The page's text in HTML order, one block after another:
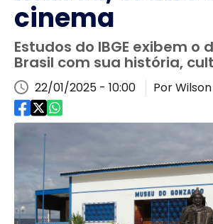
cinema
Estudos do IBGE exibem o
Brasil com sua história,
22/01/2025 - 10:00 Por